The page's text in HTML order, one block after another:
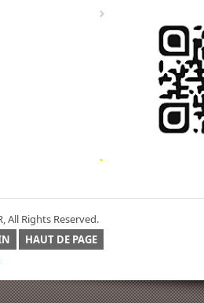
All Rights Reserved.
HAUT DE PAGE